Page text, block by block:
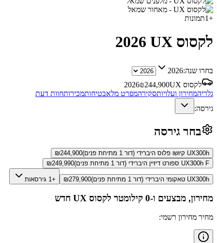
+
1תמונות
לקסוס UX 2026
בחרו שנה:2026
לקסוס UX
2026₪244,900
גלריהמחירון ועלויותסקירהמפרט מלאבטיחותמכירותחוות דעת
גירסה:
בחר גירסה
UX300h קיושו פלוס היברידי (דור 1 מתיחת פנים) ₪244,900
UX300h F ספורט דיזיין היברידי (דור 1 מתיחת פנים)
₪249,990
UX300h טאקומי היברידי (דור 1 מתיחת פנים) ₪279,900 +1 גירסאות
מחירון, מבצעים ו-0 קילומטר לקסוס UX חדש
מחיר מחירון רשמי: